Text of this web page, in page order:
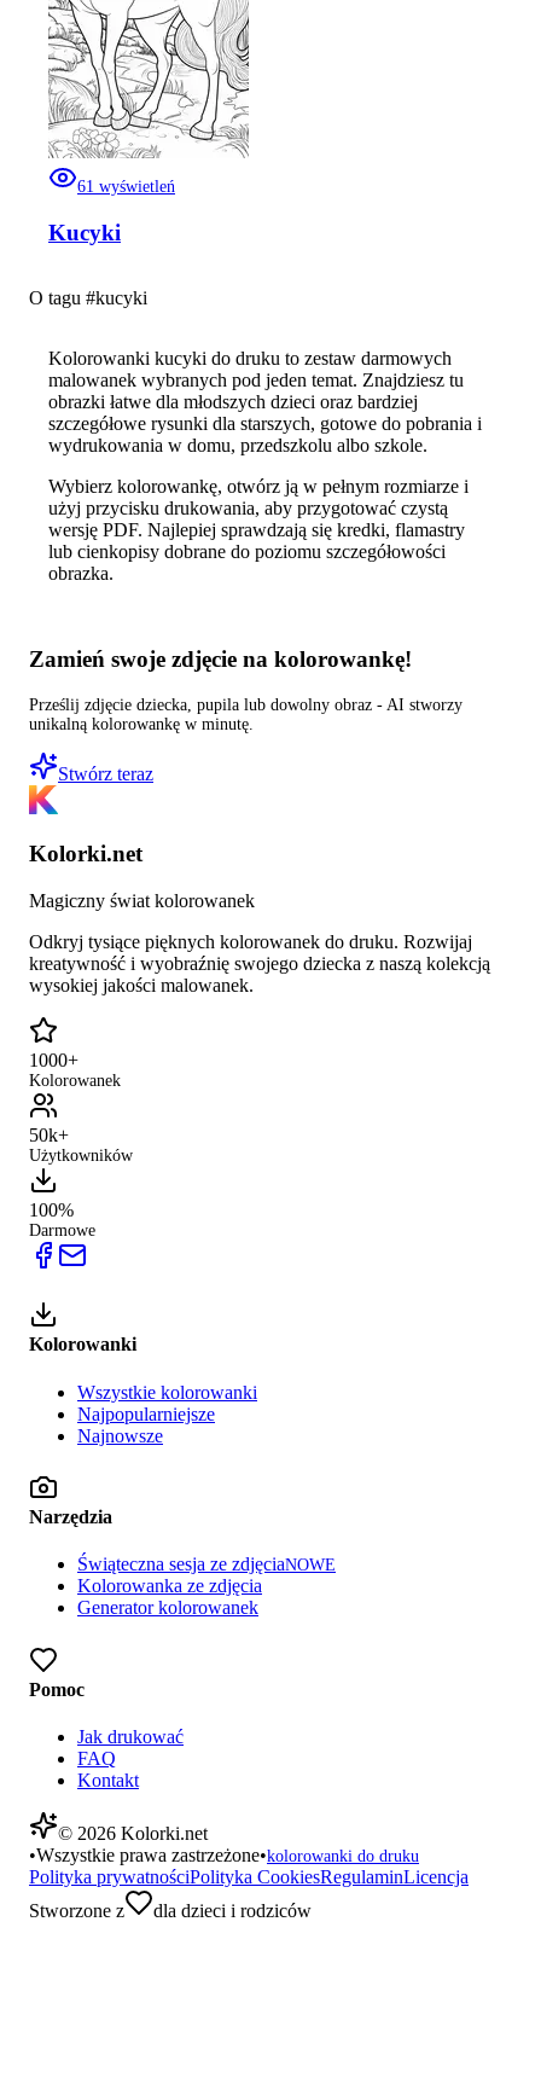
61 wyświetleń
Kucyki
O tagu #kucyki
Kolorowanki kucyki do druku to zestaw darmowych
malowanek wybranych pod jeden temat. Znajdziesz tu
obrazki łatwe dla młodszych dzieci oraz bardziej
szczegółowe rysunki dla starszych, gotowe do pobrania i
wydrukowania w domu, przedszkolu albo szkole.
Wybierz kolorowankę, otwórz ją w pełnym rozmiarze i
użyj przycisku drukowania, aby przygotować czystą
wersję PDF. Najlepiej sprawdzają się kredki, flamastry
lub cienkopisy dobrane do poziomu szczegółowości
obrazka.
Zamień swoje zdjęcie na kolorowankę!
Prześlij zdjęcie dziecka, pupila lub dowolny obraz - AI stworzy
unikalną kolorowankę w minutę.
Stwórz teraz
Kolorki.net
Magiczny świat kolorowanek
Odkryj tysiące pięknych kolorowanek do druku. Rozwijaj
kreatywność i wyobraźnię swojego dziecka z naszą kolekcją
wysokiej jakości malowanek.
1000+
Kolorowanek
50k+
Użytkowników
100%
Darmowe
Kolorowanki
Wszystkie kolorowanki
Najpopularniejsze
Najnowsze
Narzędzia
Świąteczna sesja ze zdjęciaNOWE
Kolorowanka ze zdjęcia
Generator kolorowanek
Pomoc
Jak drukować
FAQ
Kontakt
© 2026 Kolorki.net
•Wszystkie prawa zastrzeżone•kolorowanki do druku
Polityka prywatnościPolityka CookiesRegulaminLicencja
Stworzone z
dla dzieci i rodziców